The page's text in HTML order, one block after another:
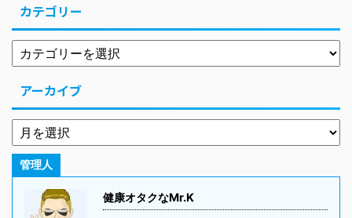
カテゴリー
アーカイブ
管理人
健康オタクなMr.K